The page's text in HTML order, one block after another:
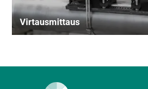
Virtaus­mittaus